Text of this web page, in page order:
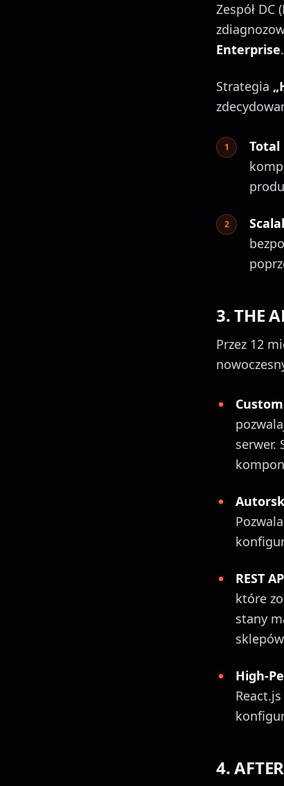
Zespół DC
Enterprise.
Strategia
Total
3. THE
Przez 12
serwer.
REST
które
stany
High-
4.